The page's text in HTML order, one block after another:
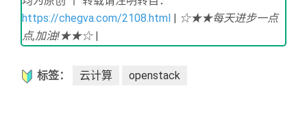
https://chegva.com/2108.html | ☆★★每天进步一点
点,加油!★★☆|
标签： 云计算 openstack